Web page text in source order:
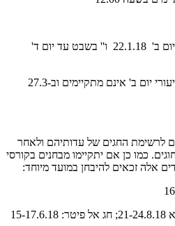
תקופת בחינות סמסטר א': מ-יום ב' 22.1.18 ו'' בשבט עד יום ד'
** למען הסר ספק ב-26.3.18 שיעורי יום ב' אינם מתקיימים וב-27.3
לרשימת החגים של עדותיהם ולאחר
כמו כן אם יתקיימו מבחנים בקורסי
אלה זכאים להיבחן במועד מיוחד: